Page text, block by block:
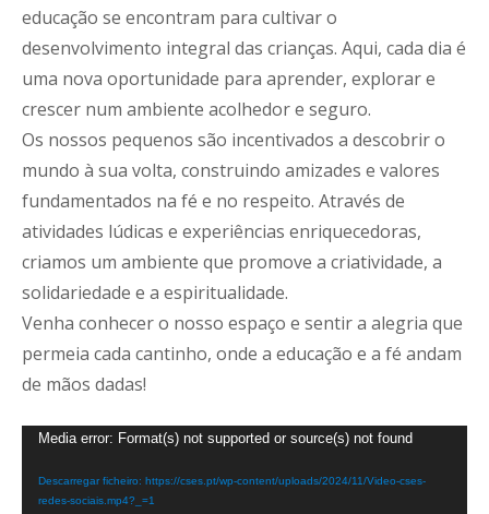
educação se encontram para cultivar o
desenvolvimento integral das crianças. Aqui, cada dia é
uma nova oportunidade para aprender, explorar e
crescer num ambiente acolhedor e seguro.
Os nossos pequenos são incentivados a descobrir o
mundo à sua volta, construindo amizades e valores
fundamentados na fé e no respeito. Através de
atividades lúdicas e experiências enriquecedoras,
criamos um ambiente que promove a criatividade, a
solidariedade e a espiritualidade.
Venha conhecer o nosso espaço e sentir a alegria que
permeia cada cantinho, onde a educação e a fé andam
de mãos dadas!
Reprodutor
vídeo
Media error: Format(s) not supported or source(s) not found
Descarregar ficheiro: https://cses.pt/wp-content/uploads/2024/11/Video-cses-
redes-sociais.mp4?_=1